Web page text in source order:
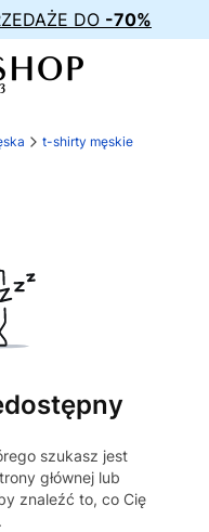
DO -70%
t-shirty męskie
szukasz jest
głównej lub
znaleźć to, co Cię